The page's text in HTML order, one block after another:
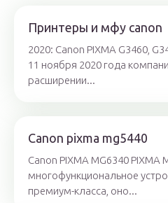
Принтеры и мфу canon
2020: Canon PIXMA G3460,
11 ноября 2020 года
расширении...
Canon pixma mg5440
Canon PIXMA MG6340 PIXMA
многофункциональное
премиум-класса, оно...